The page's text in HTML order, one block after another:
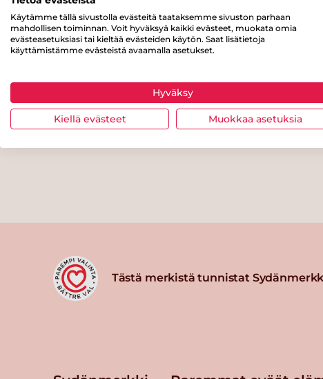
Tästä merkistä tunnistat
Käytämme tällä sivustolla evästeitä taataksemme sivuston parhaan
mahdollisen toiminnan. Voit hyväksyä kaikki evästeet, muokata omia
evästeasetuksiasi tai kieltää evästeiden käytön. Saat lisätietoja
käyttämistämme evästeistä avaamalla asetukset.
Hyväksy
Kiellä evästeet Muokkaa asetuksia